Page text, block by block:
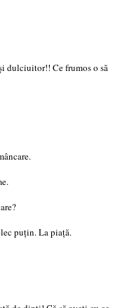
dulciuitor!! Ce frumos o să
puțin. La piață.